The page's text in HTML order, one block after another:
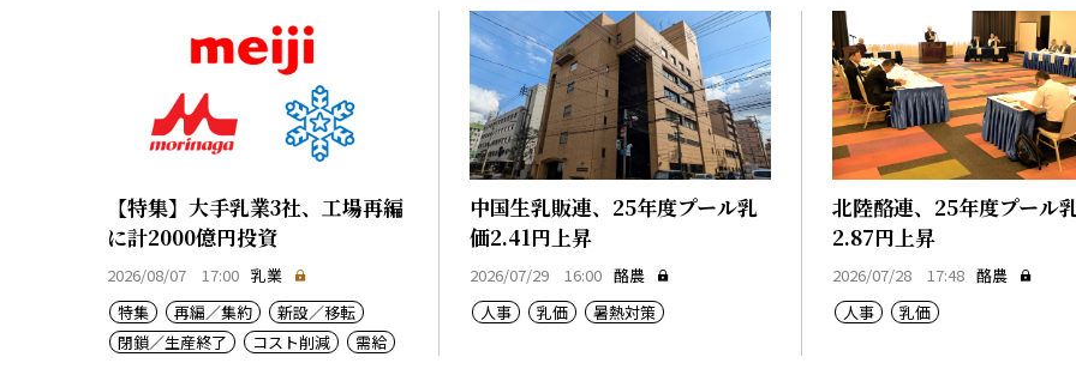
【特集】大手乳業3社、工場再編
に計2000億円投資
2026/08/07 17:00 乳業
特集
再編／集約
新設／移転
閉鎖／生産終了
コスト削減
需給
中国生乳販連、25年度プール乳
価2.41円上昇
2026/07/29 16:00 酪農
人事
乳価 暑熱対策
北陸酪連、25年度プール
2.87円上昇
2026/07/28 17:48 酪農
人事
乳価